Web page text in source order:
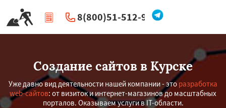
8(800)51-512-96
| Перезвоните мне
Создание сайтов в Курске
Уже давно вид деятельности нашей компании - эторазработка
web-сайтов: от визиток и интернет-магазинов до масштабных
порталов. Оказываем услуги в IT-области.